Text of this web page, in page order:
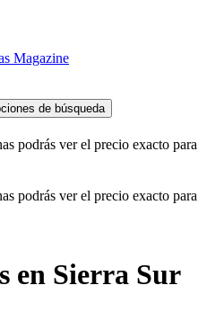
Magazine
de búsqueda
podrás ver el precio exacto para
podrás ver el precio exacto para
en Sierra Sur